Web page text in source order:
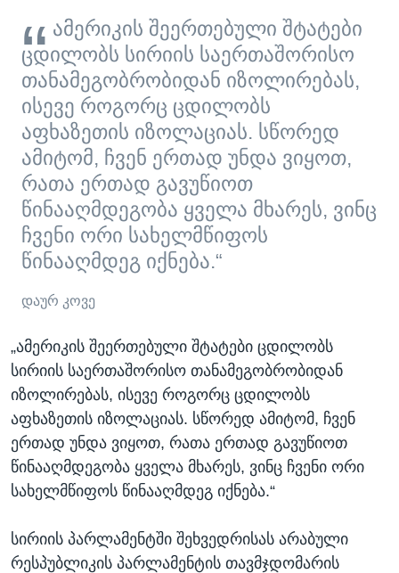
ამერიკის შეერთებული შტატები
ცდილობს სირიის საერთაშორისო
თანამეგობრობიდან იზოლირებას,
ისევე როგორც ცდილობს
აფხაზეთის იზოლაციას. სწორედ
ამიტომ, ჩვენ ერთად უნდა ვიყოთ,
რათა ერთად გავუწიოთ
წინააღმდეგობა ყველა მხარეს, ვინც
ჩვენი ორი სახელმწიფოს
წინააღმდეგ იქნება.“
დაურ კოვე
„ამერიკის შეერთებული შტატები ცდილობს
სირიის საერთაშორისო თანამეგობრობიდან
იზოლირებას, ისევე როგორც ცდილობს
აფხაზეთის იზოლაციას. სწორედ ამიტომ, ჩვენ
ერთად უნდა ვიყოთ, რათა ერთად გავუწიოთ
წინააღმდეგობა ყველა მხარეს, ვინც ჩვენი ორი
სახელმწიფოს წინააღმდეგ იქნება.“
სირიის პარლამენტში შეხვედრისას არაბული
რესპუბლიკის პარლამენტის თავმჯდომარის